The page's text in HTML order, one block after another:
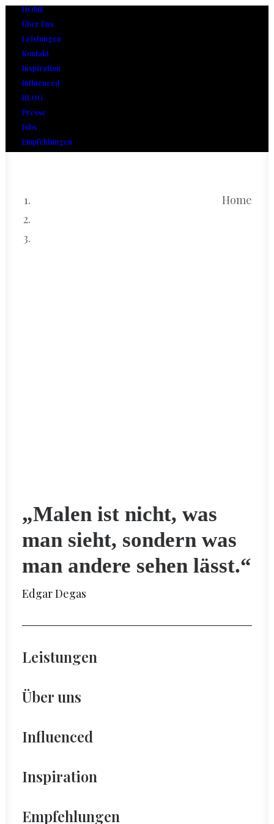
HOME
Über Uns
Leistungen
Kontakt
Inspiration
Influenced
BLOG
Presse
Jobs
Empfehlungen
Home
„Malen ist nicht, was
man sieht, sondern was
man andere sehen lässt.“
Edgar Degas
Leistungen
Über uns
Influenced
Inspiration
Empfehlungen